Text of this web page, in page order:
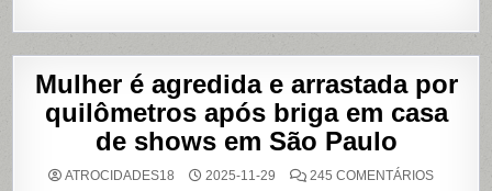
Mulher é agredida e arrastada por
quilômetros após briga em casa
de shows em São Paulo
ATROCIDADES18 2025-11-29 245 COMENTÁRIOSEM